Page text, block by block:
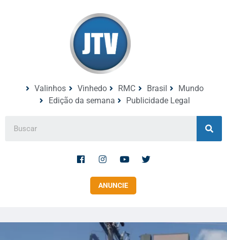
Valinhos Vinhedo RMC Brasil
Mundo
Edição da semana
Publicidade Legal
ANUNCIE